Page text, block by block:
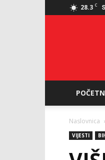
28.3 C
Naslovnica
VIJESTI